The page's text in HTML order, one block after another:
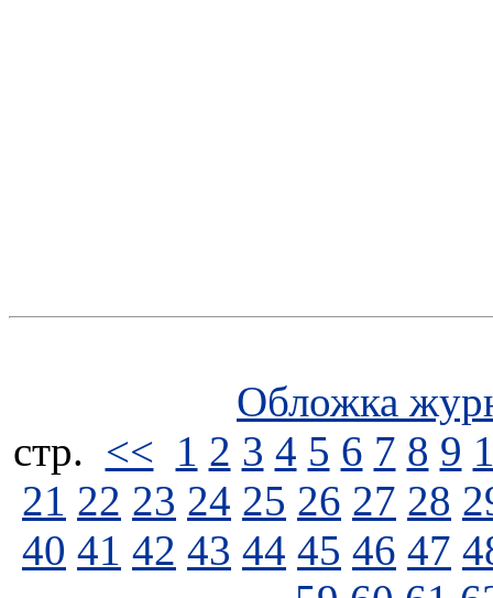
Обложка
стp. << 1 2 3 4 5 6 7 8 9
21 22 23 24 25 26 27 28
40 41 42 43 44 45 46 47